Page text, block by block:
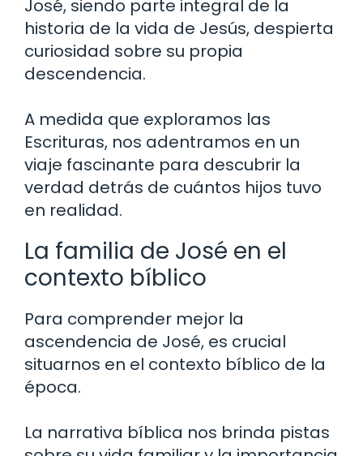
José, siendo parte integral de la
historia de la vida de Jesús, despierta
curiosidad sobre su propia
descendencia.
A medida que exploramos las
Escrituras, nos adentramos en un
viaje fascinante para descubrir la
verdad detrás de cuántos hijos tuvo
en realidad.
La familia de José en el
contexto bíblico
Para comprender mejor la
ascendencia de José, es crucial
situarnos en el contexto bíblico de la
época.
La narrativa bíblica nos brinda pistas